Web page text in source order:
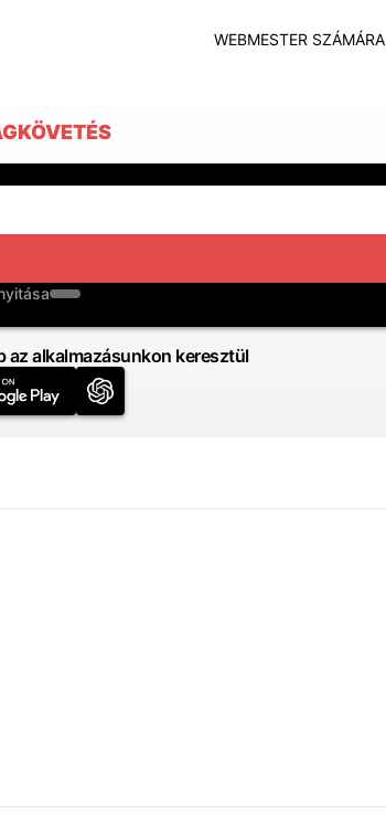
WEBMESTER SZÁMÁRA
az alkalmazásunkon keresztül